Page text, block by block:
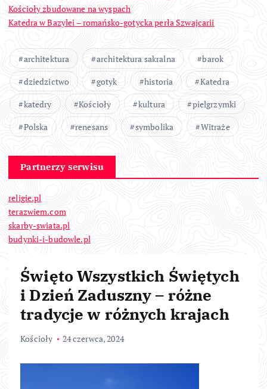
Kościoły zbudowane na wyspach
Katedra w Bazylei – romańsko-gotycka perła Szwajcarii
architektura architektura sakralna
barok
dziedzictwo
gotyk historia
Katedra
katedry
Kościoły kultura
pielgrzymki
Polska
renesans symbolika Witraże
Partnerzy serwisu
religie.pl
terazwiem.com
skarby-swiata.pl
budynki-i-budowle.pl
Święto Wszystkich Świętych
i Dzień Zaduszny – różne
tradycje w różnych krajach
Kościoły 24 czerwca, 2024